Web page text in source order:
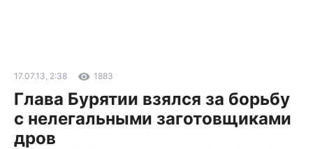
17.07.13, 2:38 1883
Глава Бурятии взялся за борьбу
с нелегальными заготовщиками
дров